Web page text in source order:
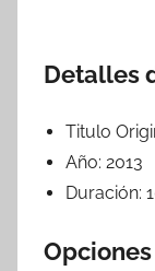
Detalles
Titulo
Año: 2013
Duración: